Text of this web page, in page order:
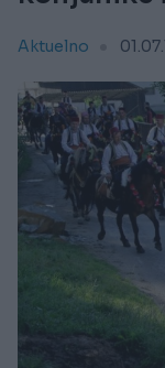
Aktuelno